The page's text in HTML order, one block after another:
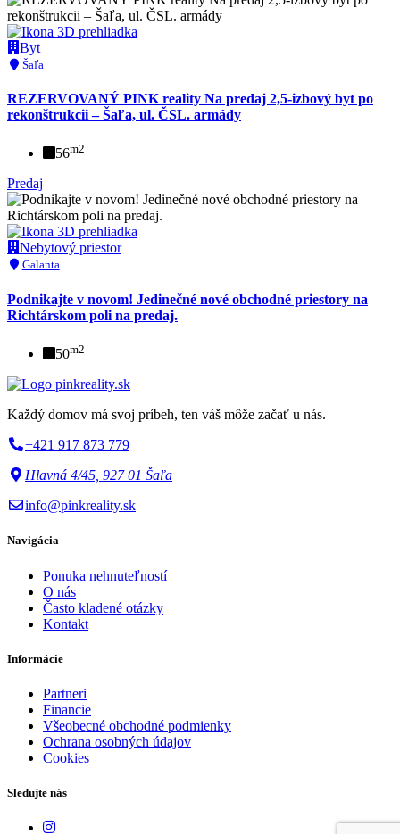
Byt
Šaľa
REZERVOVANÝ PINK reality Na predaj 2,5-izbový byt po
rekonštrukcii – Šaľa, ul. ČSL. armády
56m2
Predaj
Nebytový priestor
Galanta
Podnikajte v novom! Jedinečné nové obchodné priestory na
Richtárskom poli na predaj.
50m2
Každý domov má svoj príbeh, ten váš môže začať u nás.
+421 917 873 779
Hlavná 4/45, 927 01 Šaľa
info@pinkreality.sk
Navigácia
Ponuka nehnuteľností
O nás
Často kladené otázky
Kontakt
Informácie
Partneri
Financie
Všeobecné obchodné podmienky
Ochrana osobných údajov
Cookies
Sledujte nás